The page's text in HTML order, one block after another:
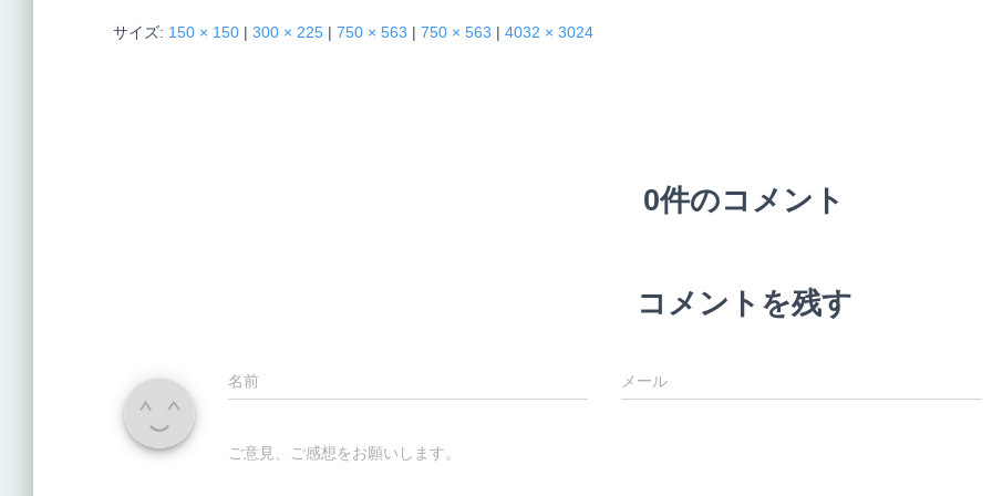
サイズ: 150 × 150 | 300 × 225 | 750 × 563 | 750 × 563 | 4032 × 3024
0件のコメント
コメントを残す
名前 メール
ご意見、ご感想をお願いします。